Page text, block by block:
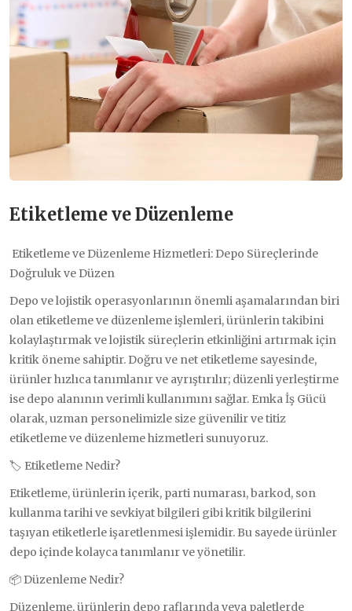
Etiketleme ve Düzenleme
Etiketleme ve Düzenleme Hizmetleri: Depo Süreçlerinde
Doğruluk ve Düzen
Depo ve lojistik operasyonlarının önemli aşamalarından biri
olan etiketleme ve düzenleme işlemleri, ürünlerin takibini
kolaylaştırmak ve lojistik süreçlerin etkinliğini artırmak için
kritik öneme sahiptir. Doğru ve net etiketleme sayesinde,
ürünler hızlıca tanımlanır ve ayrıştırılır; düzenli yerleştirme
ise depo alanının verimli kullanımını sağlar. Emka İş Gücü
olarak, uzman personelimizle size güvenilir ve titiz
etiketleme ve düzenleme hizmetleri sunuyoruz.
🏷️ Etiketleme Nedir?
Etiketleme, ürünlerin içerik, parti numarası, barkod, son
kullanma tarihi ve sevkiyat bilgileri gibi kritik bilgilerini
taşıyan etiketlerle işaretlenmesi işlemidir. Bu sayede ürünler
depo içinde kolayca tanımlanır ve yönetilir.
📦 Düzenleme Nedir?
Düzenleme, ürünlerin depo raflarında veya paletlerde